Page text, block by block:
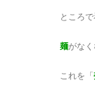
ところ
麺がなく
これを「